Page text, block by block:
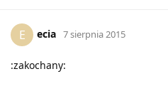
E ecia 7 sierpnia 2015
:zakochany: